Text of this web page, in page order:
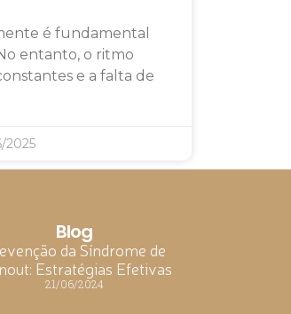
é fundamental
entanto, o ritmo
e a falta de
2025
Blog
da Síndrome de
Estratégias Efetivas
21/06/2024